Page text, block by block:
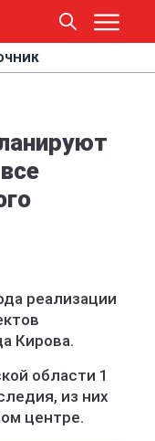
реализации
Кирова.
области 1
из них
центре.